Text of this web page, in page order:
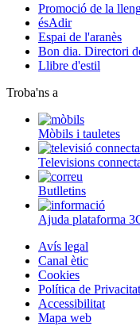
Promoció de la
ésAdir
Espai de l'aranès
Bon dia. Directori
Llibre d'estil
Troba'ns a
Mòbils i tauletes
Televisions
Butlletins
Ajuda plataforma
Avís legal
Canal ètic
Cookies
Política de Privacitat
Accessibilitat
Mapa web